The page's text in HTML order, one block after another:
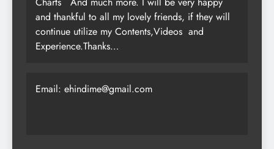
and thankful to all my lovely friends, if they will
continue utilize my Contents,Videos and
Experience.Thanks…
Email: ehindime@gmail.com